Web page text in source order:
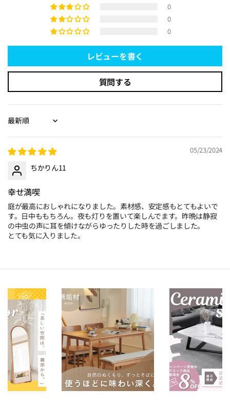
0
0
0
レビューを書く
質問する
Sort by
05/23/2024
ちかりん11
幸せ満喫
庭が最高におしゃれになりました。素材感、安定感もとてもよいで
す。日中ももちろん。夜も灯りを置いて楽しんでます。昨晩は静寂
の中虫の声に耳を傾けながらゆったりした時を過ごしました。
とても気に入りました。